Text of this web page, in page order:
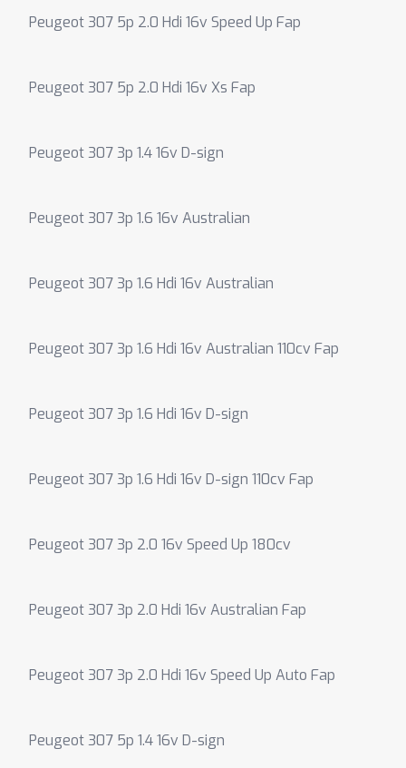
Peugeot 307 5p 2.0 Hdi 16v Speed Up Fap
Peugeot 307 5p 2.0 Hdi 16v Xs Fap
Peugeot 307 3p 1.4 16v D-sign
Peugeot 307 3p 1.6 16v Australian
Peugeot 307 3p 1.6 Hdi 16v Australian
Peugeot 307 3p 1.6 Hdi 16v Australian 110cv Fap
Peugeot 307 3p 1.6 Hdi 16v D-sign
Peugeot 307 3p 1.6 Hdi 16v D-sign 110cv Fap
Peugeot 307 3p 2.0 16v Speed Up 180cv
Peugeot 307 3p 2.0 Hdi 16v Australian Fap
Peugeot 307 3p 2.0 Hdi 16v Speed Up Auto Fap
Peugeot 307 5p 1.4 16v D-sign